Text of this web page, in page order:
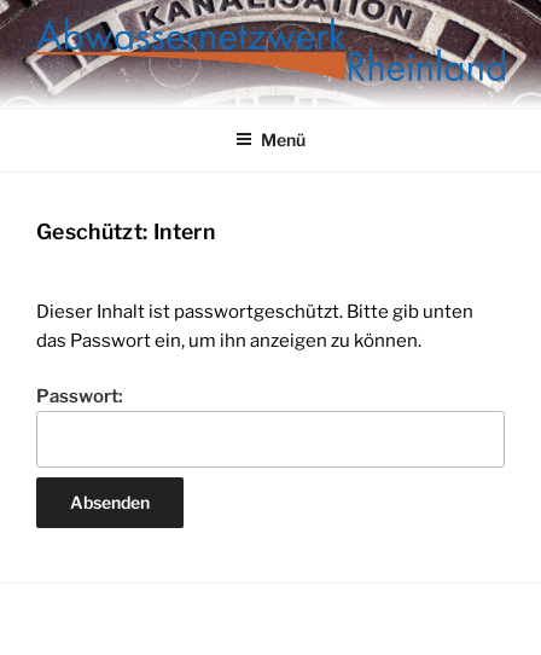
Zum
Inhalt
springen
ABWASSERNETZWERK
Menü
Geschützt: Intern
Dieser Inhalt ist passwortgeschützt. Bitte gib unten
das Passwort ein, um ihn anzeigen zu können.
Passwort: